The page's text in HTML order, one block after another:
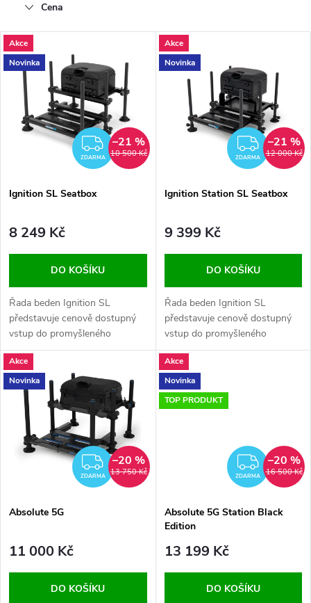
z
e
n
r
o
u
k
t
Nejdražší
Nejprodávanější
Abecedně
Cena
V
ý
p
s
p
r
o
d
u
k
ů
Akce
Novinka
ZDARMA
ZDARMA 10 500 Kč
–21 %
Ignition SL Seatbox
8 249 Kč
DO KOŠÍKU
Řada beden Ignition SL
představuje cenově dostupný
vstup do promyšleného
systému.
Akce
Novinka
ZDARMA 12 000 Kč
–21 %
Ignition Station SL Seatbox
9 399 Kč
DO KOŠÍKU
Řada beden Ignition SL
představuje cenově dostupný
vstup do promyšleného
systému.
Akce
Novinka
ZDARMA
ZDARMA 13 750 Kč
–20 %
Absolute 5G
11 000 Kč
DO KOŠÍKU
Akce
Novinka
TOP PRODUKT
ZDARMA 16 500 Kč
–20 %
Absolute 5G Station Black
Edition
13 199 Kč
DO KOŠÍKU